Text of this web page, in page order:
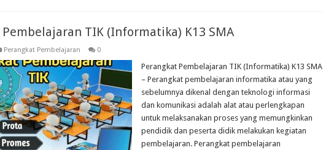
TIK (Informatika) K13 SMA
Perangkat Pembelajaran 0
Perangkat Pembelajaran TIK (Informatika) K13 SMA
– Perangkat pembelajaran informatika atau yang
sebelumnya dikenal dengan teknologi informasi
dan komunikasi adalah alat atau perlengkapan
untuk melaksanakan proses yang memungkinkan
pendidik dan peserta didik melakukan kegiatan
pembelajaran. Perangkat pembelajaran